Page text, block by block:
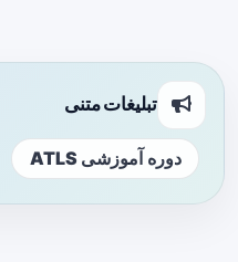
تبلیغات متنی
دوره آموزشی ATLS